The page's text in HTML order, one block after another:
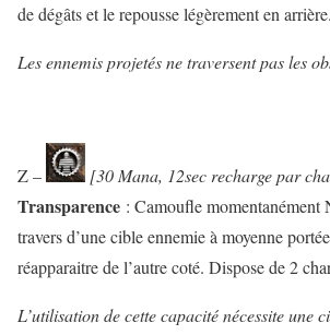
de dégâts et le repousse légèrement en arrière.
Les ennemis projetés ne traversent pas les
Z – [30 Mana, 12sec recharge par
Transparence : Camoufle momentanément
travers d’une cible ennemie à moyenne
réapparaitre de l’autre coté. Dispose de 2
L’utilisation de cette capacité nécessite une